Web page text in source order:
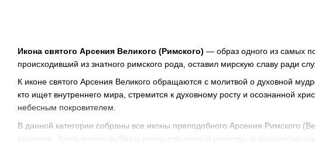
Икона святого Арсения Великого (Римского) — образ одного из самых
происходивший из знатного римского рода, оставил мирскую славу ради
К иконе святого Арсения Великого обращаются с молитвой о духовной
кто ищет внутреннего мира, стремится к духовному росту и осознанной
небесным покровителем.
В данной категории собраны все иконы преподобного Арсения Римского
решения. Здесь можно выбрать икону для личной молитвы, в подарок на